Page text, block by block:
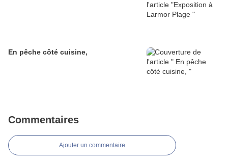
En pêche côté cuisine,
Commentaires
Ajouter un commentaire